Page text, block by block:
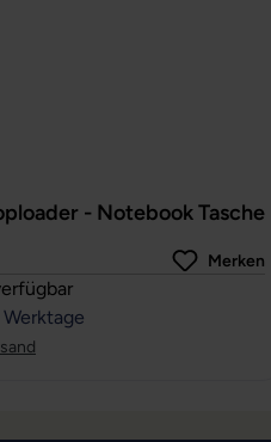
- Notebook Tasche
von 4 von 5 Sternen
Merken